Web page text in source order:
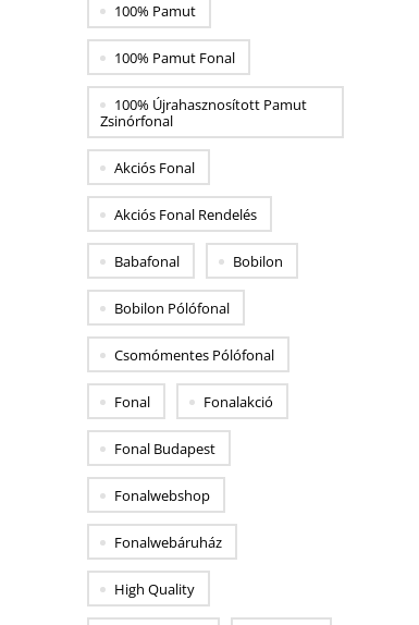
100% Pamut
100% Pamut Fonal
100% Újrahasznosított Pamut
Zsinórfonal
Akciós Fonal
Akciós Fonal Rendelés
Babafonal Bobilon
Bobilon Pólófonal
Csomómentes Pólófonal
Fonal Fonalakció
Fonal Budapest
Fonalwebshop
Fonalwebáruház
High Quality